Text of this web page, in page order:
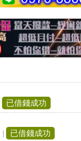
已借錢成功
| 已借錢成功